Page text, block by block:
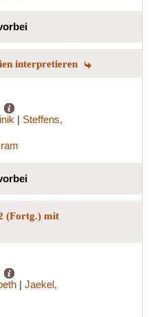
interpretieren
| Steffens,
(Fortg.) mit
| Jaekel,